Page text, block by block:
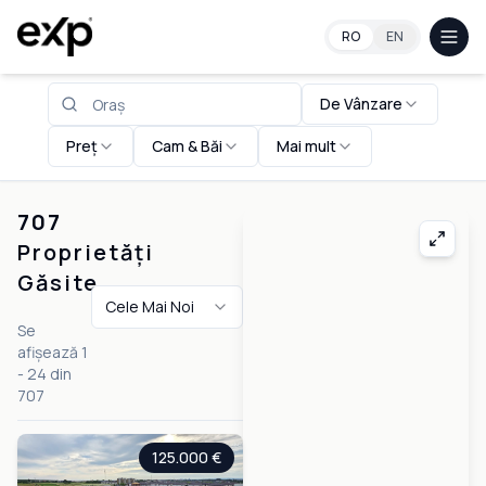
RO EN
Proprietăți în România
De Vânzare
Preț Cam & Băi Mai mult
707
Proprietăți
Găsite
Se
afișează 1
- 24 din
707
Cele Mai Noi
125.000 €